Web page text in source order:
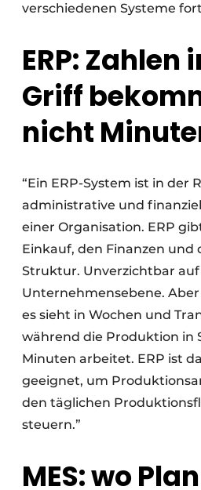
verschiedenen Systeme
ERP: Zahlen
Griff
nicht
“Ein ERP-System ist in der
administrative und
einer Organisation. ERP
Einkauf, den Finanzen und
Struktur. Unverzichtbar auf
Unternehmensebene.
es sieht in Wochen und
während die Produktion in
Minuten arbeitet. ERP ist
geeignet, um
den täglichen
steuern.”
MES: wo